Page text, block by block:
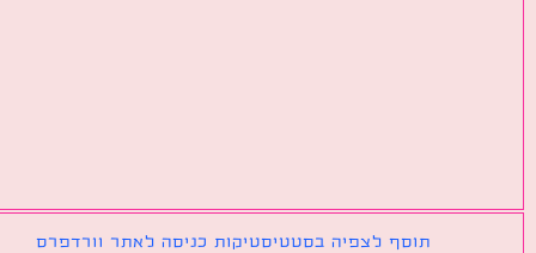
תוסף לצפיה בסטטיסטיקות כניסה לאתר וורדפרס